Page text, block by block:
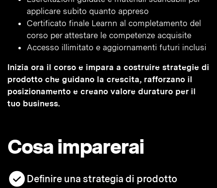
applicare subito quanto appreso
Certificato finale Learnn al completamento del
corso per attestare le competenze acquisite
Accesso illimitato e aggiornamenti futuri inclusi
Inizia ora il corso e impara a costruire strategie di
prodotto che guidano la crescita, rafforzano il
posizionamento e creano valore duraturo per il
tuo business.
Cosa imparerai
Definire una strategia di prodotto